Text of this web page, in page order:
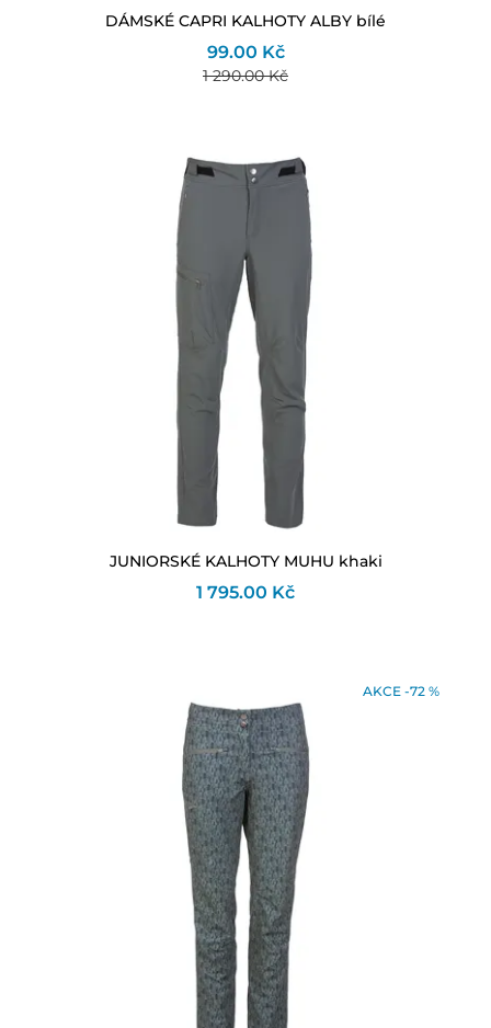
DÁMSKÉ CAPRI KALHOTY ALBY bílé
99.00 Kč
1 290.00 Kč
JUNIORSKÉ KALHOTY MUHU khaki
1 795.00 Kč
AKCE -72 %